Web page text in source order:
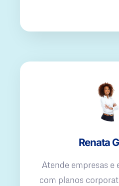
Renata
Atende empresas e
com planos